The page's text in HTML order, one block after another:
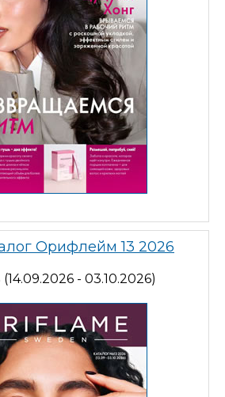
Орифлейм 13 2026
- 03.10.2026)